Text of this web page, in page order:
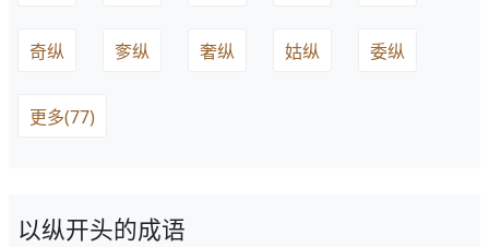
奇纵 奓纵 奢纵 姑纵 委纵
更多(77)
以纵开头的成语